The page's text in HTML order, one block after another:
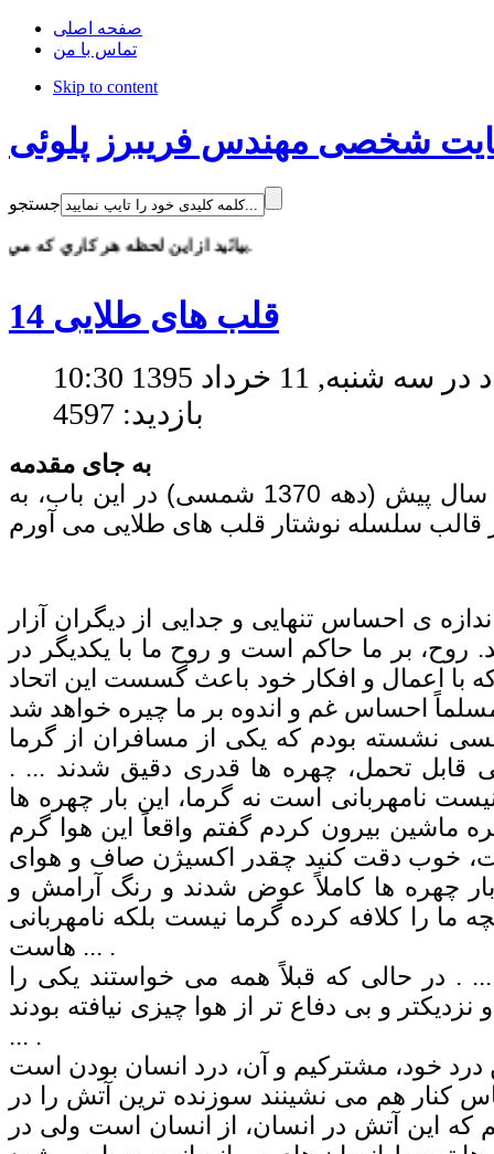
صفحه اصلی
تماس با من
Skip to content
شخصی مهندس فریبرز پلوئی
جستجو
قلب های طلایی 14
11 خرداد 1395 10:30
بازدید: 4597
به جای مقدمه
روح نوشته هایم را که بیست سال پیش (دهه 1370 شمسی) در این باب، به
ی احساس تنهایی و جدایی از دیگران آزار
روح، بر ما حاکم است و روح ما با یکدیگر در
با اعمال و افکار خود باعث گسست این اتحاد
نشسته بودم که یکی از مسافران از گرما
قابل تحمل، چهره ها قدری دقیق شدند ... .
نامهربانی است نه گرما، این بار چهره ها
ماشین بیرون کردم گفتم واقعاً این هوا گرم
خوب دقت کنید چقدر اکسیژن صاف و هوای
چهره ها کاملاً عوض شدند و رنگ آرامش و
ما را کلافه کرده گرما نیست بلکه نامهربانی
هاست ... .
. در حالی که قبلاً همه می خواستند یکی را
و بی دفاع تر از هوا چیزی نیافته بودند
... .
کنار هم می نشینند سوزنده ترین آتش را در
که این آتش در انسان، از انسان است ولی در